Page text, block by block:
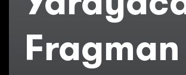
Fragman